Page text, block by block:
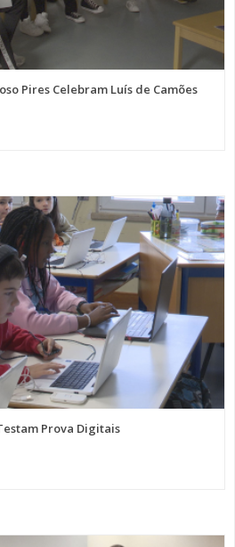
Pires Celebram Luís de Camões
Prova Digitais